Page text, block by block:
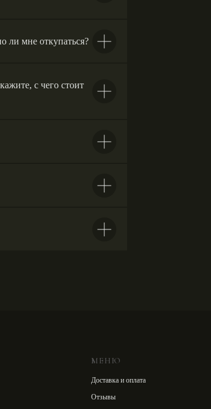
ли мне откупаться?
с чего стоит
МЕНЮ
Доставка и оплата
Отзывы